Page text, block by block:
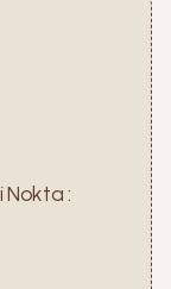
Nokta :